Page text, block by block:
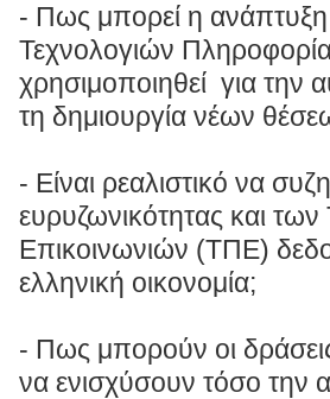
- Πως μπορεί η ανάπτυξη
Τεχνολογιών
χρησιμοποιηθεί για την
τη δημιουργία νέων
- Είναι ρεαλιστικό να
ευρυζωνικότητας και
Επικοινωνιών (ΤΠΕ)
ελληνική οικονομία;
- Πως μπορούν οι
να ενισχύσουν τόσο την